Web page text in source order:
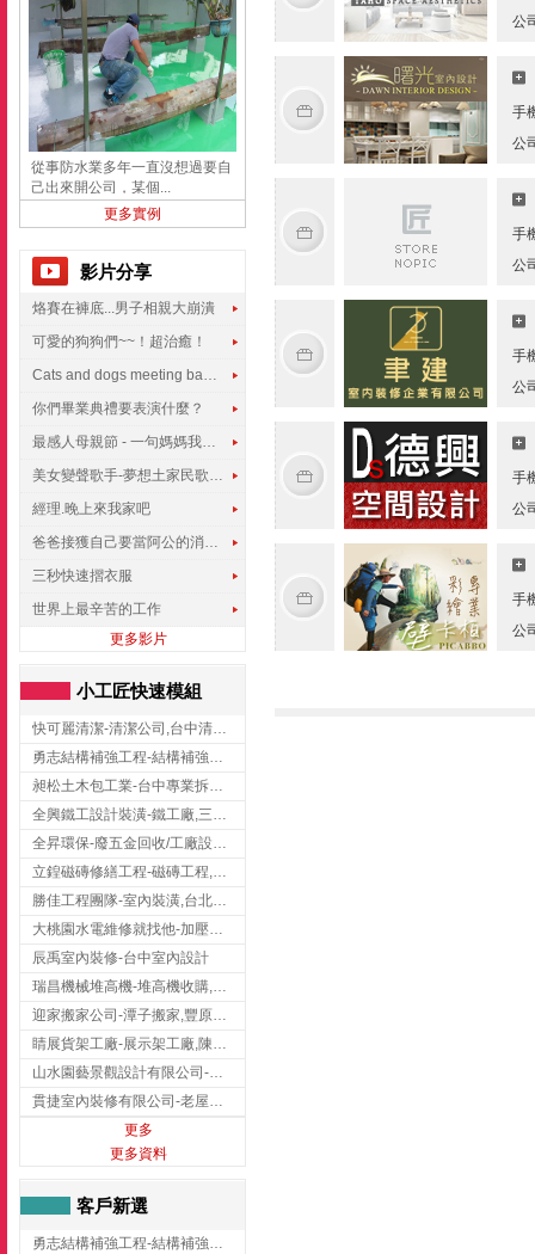
從事防水業多年一直沒想過要自
己出來開公司，某個...
更多實例
影片分享
烙賽在褲底...男子相親大崩潰
可愛的狗狗們~~！超治癒！
Cats and dogs meeting babies for the first time
你們畢業典禮要表演什麼？
最感人母親節 - 一句媽媽我愛你
美女變聲歌手-夢想土家民歌傳遍世界
經理.晚上來我家吧
爸爸接獲自己要當阿公的消息，反應史上最可愛!!!
三秒快速摺衣服
世界上最辛苦的工作
更多影片
小工匠快速模組
快可麗清潔-清潔公司,台中清潔公司,台中居家清潔
勇志結構補強工程-結構補強工程 ,桃園結構補強工程,龍潭結構補強工程
昶松土木包工業-台中專業拆除工程/挖土機出租
全興鐵工設計裝潢-鐵工廠,三峽鐵工廠,台北鐵工廠
全昇環保-廢五金回收/工廠設備收購/機械設備回收/高價收購廠房設備
立鍠磁磚修繕工程-磁磚工程,磁磚修補,新竹磁磚工程
勝佳工程團隊-室內裝潢,台北房屋裝修,三重室內裝修
大桃園水電維修就找他-加壓馬達,抽水馬達,桃園水電行,中壢水電
辰禹室內裝修-台中室內設計
瑞昌機械堆高機-堆高機收購,新北市堆高機,桃園堆高機
迎家搬家公司-潭子搬家,豐原搬家,大雅搬家,大甲搬家,台中推薦搬家,台中搬家
睛展貨架工廠-展示架工廠,陳列架,台中展示架工廠
山水園藝景觀設計有限公司-景觀工程,景觀設計,新竹園藝工程,新竹景觀設計
貫捷室內裝修有限公司-老屋翻新工程,台中老屋翻新工程,台中舊屋翻新
更多
更多資料
客戶新選
勇志結構補強工程-結構補強工程 ,桃園結構補強工程,龍潭結構補強工程
公
手
公
手
公
手
公
手
公
手
公